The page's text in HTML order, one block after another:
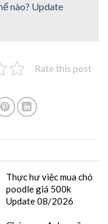
nào? Update
Rate this post
Thực hư việc mua chó
poodle giá 500k
Update 08/2026